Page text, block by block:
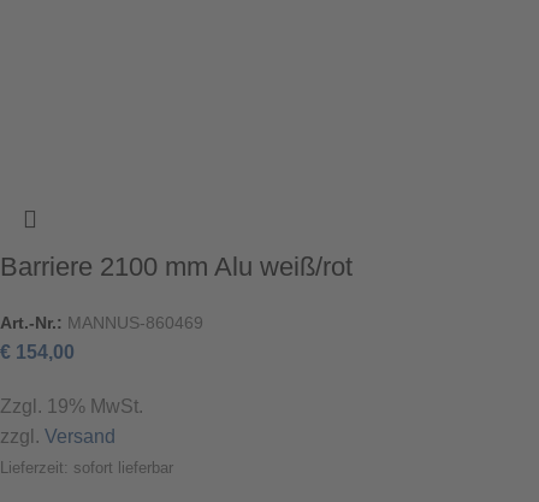
Barriere 2100 mm Alu weiß/rot
Art.-Nr.: MANNUS-860469
€ 154,00
Zzgl. 19% MwSt.
zzgl. Versand
Lieferzeit: sofort lieferbar